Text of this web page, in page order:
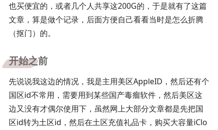
也买便宜的，或者几个人共享这200G的，于是就有了这篇
文章，算是做个记录，后面方便自己看看当时是怎么折腾
（抠门）的。
开始之前
先说说我这边的情况，我是主用美区AppleID，然后还有个
国区id不常用，需要用到某些国产毒瘤软件，然后美区这
边又没有才偶尔使用下，虽然网上大部分文章都是先把国
区id转为土区id，然后在土区充值礼品卡，购买大容量iClo